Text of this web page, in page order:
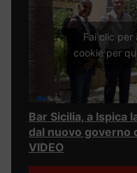
Fai clic per
cookie per
Bar Sicilia, a Ispica
dal nuovo governo
VIDEO